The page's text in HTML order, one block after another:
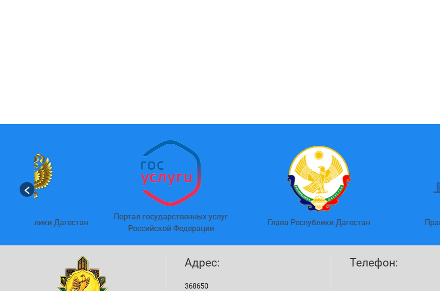
Портал государственных услуг
Российской Федерации
Глава Республики Дагестан Правительство
Адрес:
368650
Телефон: